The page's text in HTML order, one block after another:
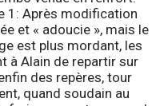
1: Après modification
et « adoucie », mais le
est plus mordant, les
à Alain de repartir sur
des repères, tour
quand soudain au